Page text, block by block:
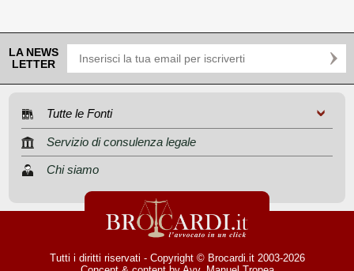
LA NEWS
LETTER
Tutte le Fonti
Servizio di consulenza legale
Chi siamo
Tutti i diritti riservati - Copyright © Brocardi.it 2003-2026